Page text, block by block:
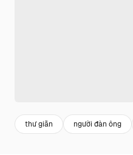
thư giãn người đàn ông